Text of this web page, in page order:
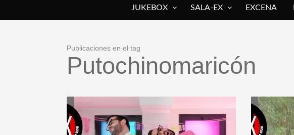
JUKEBOX SALA-EX EXCENA
Publicaciones en el tag
Putochinomaricón